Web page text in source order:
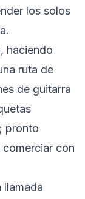
los solos
haciendo
ruta de
de guitarra
pronto
con
llamada